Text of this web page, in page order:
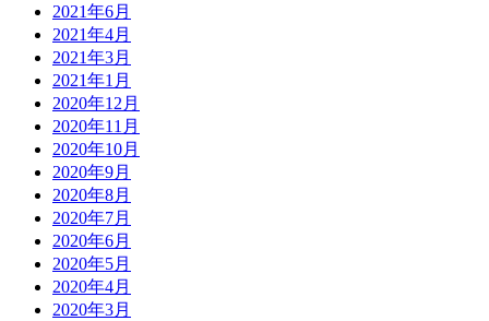
2021年6月
2021年4月
2021年3月
2021年1月
2020年12月
2020年11月
2020年10月
2020年9月
2020年8月
2020年7月
2020年6月
2020年5月
2020年4月
2020年3月